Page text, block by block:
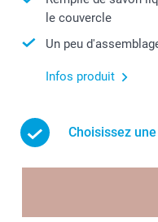
le couvercle
Un peu
Infos produit
Choisissez